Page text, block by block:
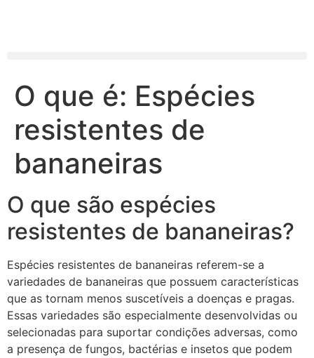
O que é: Espécies
resistentes de
bananeiras
O que são espécies
resistentes de bananeiras?
Espécies resistentes de bananeiras referem-se a
variedades de bananeiras que possuem características
que as tornam menos suscetíveis a doenças e pragas.
Essas variedades são especialmente desenvolvidas ou
selecionadas para suportar condições adversas, como
a presença de fungos, bactérias e insetos que podem